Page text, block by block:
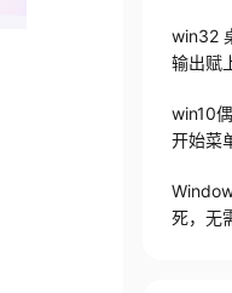
win32
输出赋
win10
开始菜
死，无